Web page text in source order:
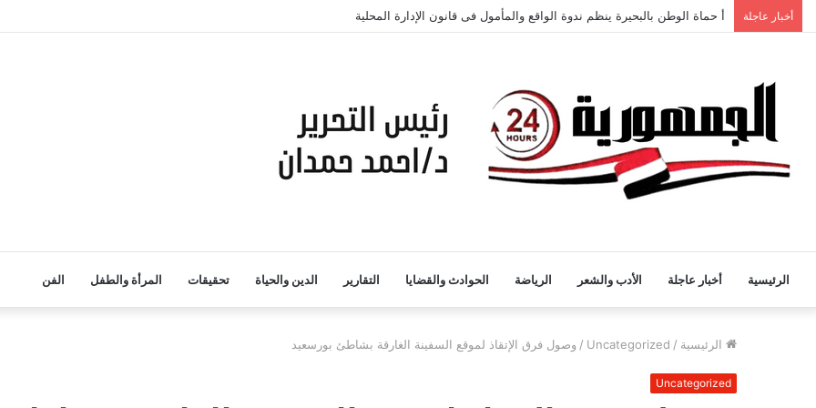
أخبار عاجلة
أ حماة الوطن بالبحيرة ينظم ندوة الواقع والمأمول فى قانون الإدارة المحلية
الرئيسية أخبار عاجلة الأدب والشعر الرياضة الحوادث والقضايا التقارير الدين والحياة تحقيقات المرأة والطفل الفن
الرئيسية /
Uncategorized
/ وصول فرق الإتقاذ لموقع السفينة الغارقة بشاطئ بورسعيد
Uncategorized